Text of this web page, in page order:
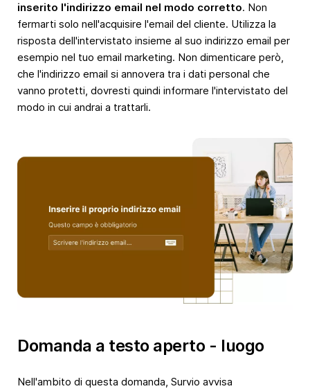
inserito l'indirizzo email nel modo corretto. Non
fermarti solo nell'acquisire l'email del cliente. Utilizza la
risposta dell'intervistato insieme al suo indirizzo email per
esempio nel tuo email marketing. Non dimenticare però,
che l'indirizzo email si annovera tra i dati personal che
vanno protetti, dovresti quindi informare l'intervistato del
modo in cui andrai a trattarli.
Domanda a testo aperto - luogo
Nell'ambito di questa domanda, Survio avvisa